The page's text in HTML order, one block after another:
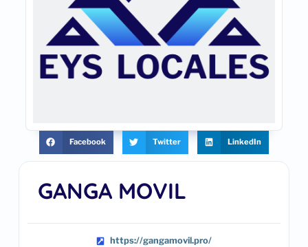
GANGA MOVIL
https://gangamovil.pro/
Facebook Twitter LinkedIn